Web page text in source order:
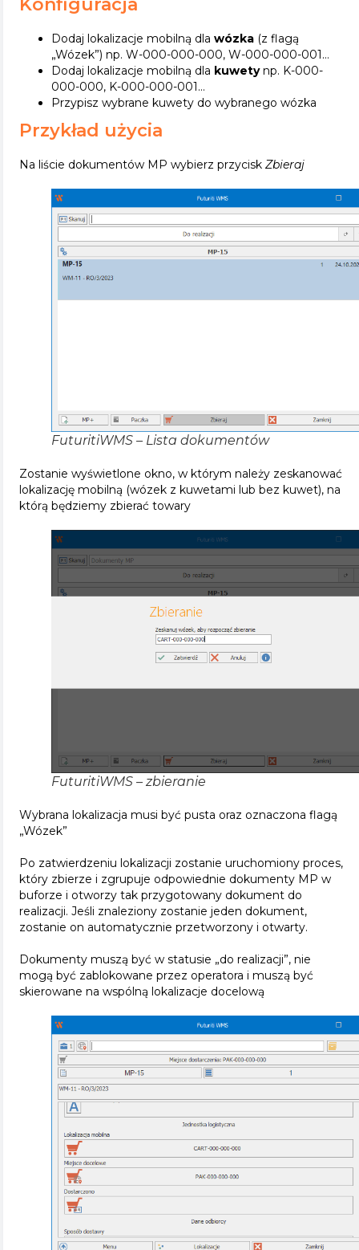
Konfiguracja
Dodaj lokalizacje mobilną dla wózka (z flagą
„Wózek”) np. W-000-000-000, W-000-000-001…
Dodaj lokalizacje mobilną dla kuwetynp. K-000-
000-000, K-000-000-001…
Przypisz wybrane kuwety do wybranego wózka
Przykład użycia
Na liście dokumentów MP wybierz przycisk Zbieraj
FuturitiWMS – Lista dokumentów
Zostanie wyświetlone okno, w którym należy zeskanować
lokalizację mobilną (wózek z kuwetami lub bez kuwet), na
którą będziemy zbierać towary
FuturitiWMS – zbieranie
Wybrana lokalizacja musi być pusta oraz oznaczona flagą
„Wózek”
Po zatwierdzeniu lokalizacji zostanie uruchomiony proces,
który zbierze i zgrupuje odpowiednie dokumenty MP w
buforze i otworzy tak przygotowany dokument do
realizacji. Jeśli znaleziony zostanie jeden dokument,
zostanie on automatycznie przetworzony i otwarty.
Dokumenty muszą być w statusie „do realizacji”, nie
mogą być zablokowane przez operatora i muszą być
skierowane na wspólną lokalizacje docelową